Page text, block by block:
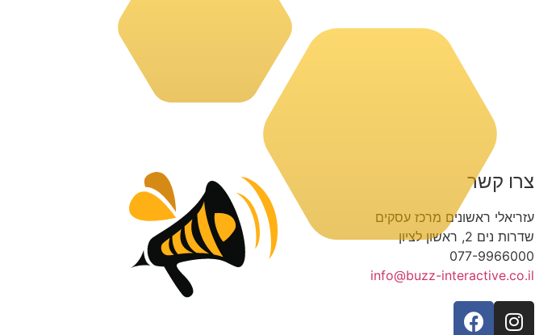
צרו קשר
עזריאלי ראשונים מרכז עסקים
שדרות נים 2, ראשון לציון
077-9966000
info@buzz-interactive.co.il